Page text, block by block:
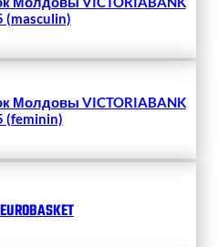
(masculin)
Молдовы VICTORIABANK
(feminin)